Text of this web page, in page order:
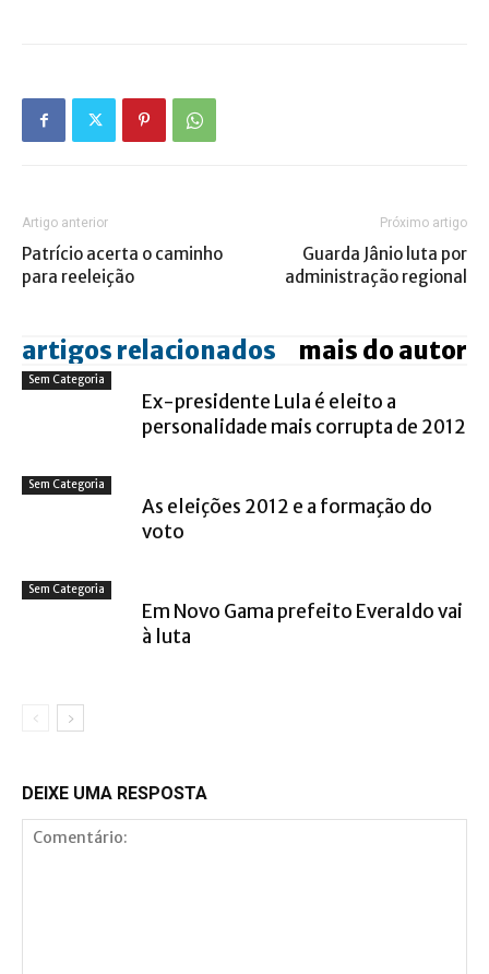
Artigo anterior
Patrício acerta o caminho
para reeleição
Próximo artigo
Guarda Jânio luta por
administração regional
artigos relacionados mais do autor
Sem Categoria
Ex-presidente Lula é eleito a
personalidade mais corrupta de 2012
Sem Categoria
As eleições 2012 e a formação do
voto
Sem Categoria
Em Novo Gama prefeito Everaldo vai
à luta
DEIXE UMA RESPOSTA